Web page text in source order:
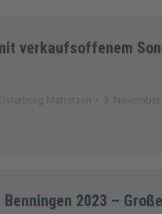
verkaufsoffenem
2023 – Große